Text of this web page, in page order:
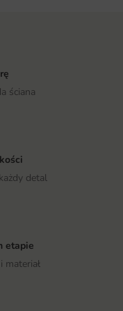
ściana
detal
etapie
materiał